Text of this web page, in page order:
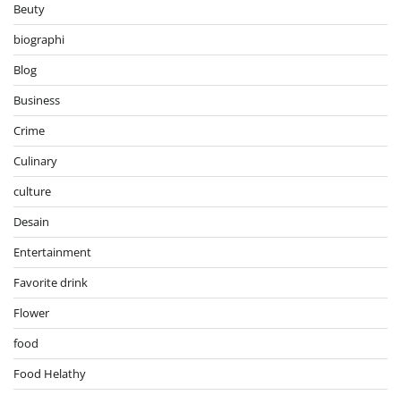
Beuty
biographi
Blog
Business
Crime
Culinary
culture
Desain
Entertainment
Favorite drink
Flower
food
Food Helathy